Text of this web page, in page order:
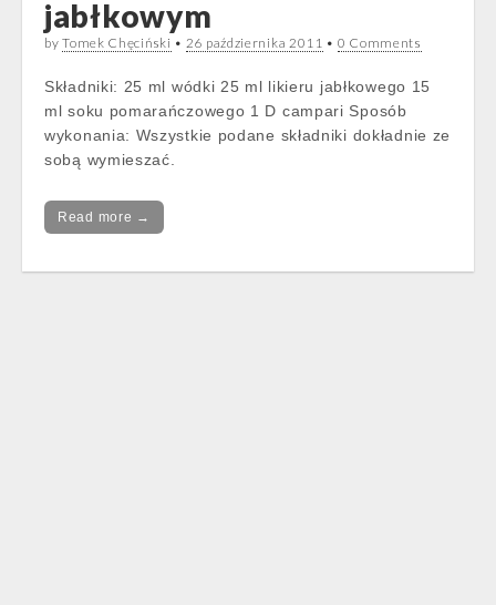
jabłkowym
byTomek Chęciński • 26 października 2011 • 0 Comments
Składniki: 25 ml wódki 25 ml likieru jabłkowego 15
ml soku pomarańczowego 1 D campari Sposób
wykonania: Wszystkie podane składniki dokładnie ze
sobą wymieszać.
Read more →